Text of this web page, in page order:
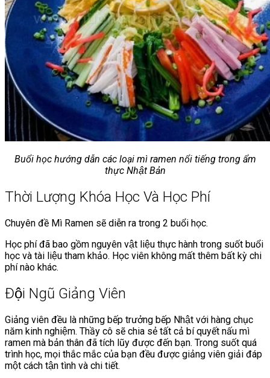
Buổi học hướng dẫn các loại mì ramen nổi tiếng trong ẩm
thực Nhật Bản
Thời Lượng Khóa Học Và Học Phí
Chuyên đề Mì Ramen sẽ diễn ra trong 2 buổi học.
Học phí đã bao gồm nguyên vật liệu thực hành trong suốt buổi
học và tài liệu tham khảo. Học viên không mất thêm bất kỳ chi
phí nào khác.
Đội Ngũ Giảng Viên
Giảng viên đều là những bếp trưởng bếp Nhật với hàng chục
năm kinh nghiệm. Thầy cô sẽ chia sẻ tất cả bí quyết nấu mì
ramen mà bản thân đã tích lũy được đến bạn. Trong suốt quá
trình học, mọi thắc mắc của bạn đều được giảng viên giải đáp
một cách tận tình và chi tiết.